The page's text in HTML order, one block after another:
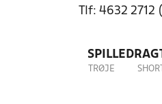
Tlf: 4632 2712
TRØJE